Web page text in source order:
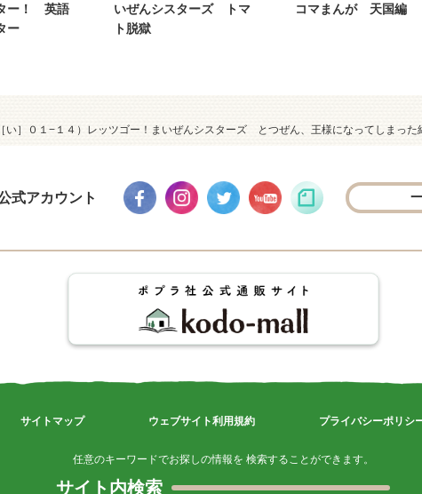
ー！ 英語
ー
いぜんシスターズ トマ
ト脱獄
コマまんが 天国編
い］０１−１４）レッツゴー！まいぜんシスターズ とつぜん、王様になってしまった
式アカウント
サイトマップ ウェブサイト利用規約 プライバシーポリシ
任意のキーワードでお探しの情報を 検索することができます。
サイト内検索